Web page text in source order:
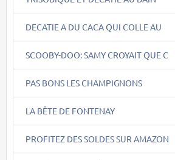
DECATIE A DU CACA QUI COLLE AU
SCOOBY-DOO: SAMY CROYAIT QUE C
PAS BONS LES CHAMPIGNONS
LA BÊTE DE FONTENAY
PROFITEZ DES SOLDES SUR AMAZON